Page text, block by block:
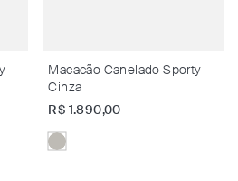
Macacão Canelado Sporty
Cinza
R$ 1.890,00